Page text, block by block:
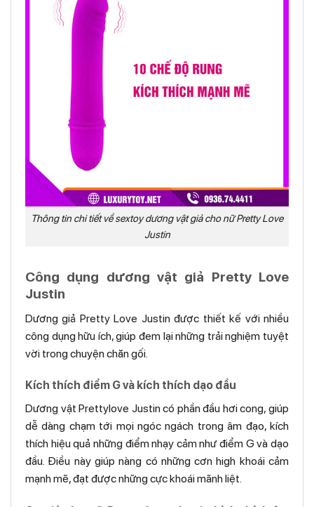
Thông tin chi tiết về sextoy dương vật giả cho nữ Pretty Love
Justin
Công dụng dương vật giả Pretty Love
Justin
Dương giả Pretty Love Justin được thiết kế với nhiều
công dụng hữu ích, giúp đem lại những trải nghiệm tuyệt
vời trong chuyện chăn gối.
Kích thích điểm G và kích thích dạo đầu
Dương vật Prettylove Justin có phần đầu hơi cong, giúp
dễ dàng chạm tới mọi ngóc ngách trong âm đạo, kích
thích hiệu quả những điểm nhạy cảm như điểm G và dạo
đầu. Điều này giúp nàng có những cơn high khoái cảm
mạnh mẽ, đạt được những cực khoái mãnh liệt.